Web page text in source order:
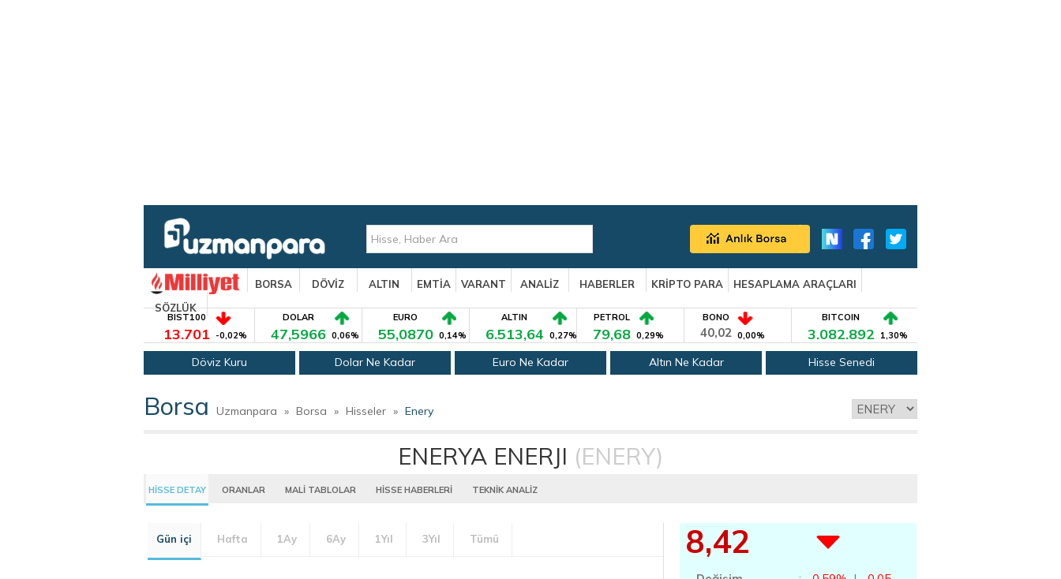
BORSA DÖVİZ ALTIN EMTİA VARANT ANALİZ HABERLER KRİPTO PARA
HESAPLAMA ARAÇLARI
SÖZLÜK
BIST100
13.701 -0,02%
DOLAR
47,5966 0,06%
EURO
55,0870 0,14%
ALTIN
6.513,64 0,27%
PETROL
79,68 0,29%
BONO
40,02 0,00%
BITCOIN
3.082.892 1,30%
Döviz Kuru Dolar Ne Kadar Euro Ne Kadar Altın Ne Kadar Hisse Senedi
Borsa Uzmanpara » Borsa » Hisseler » Enery
ENERYA ENERJI (ENERY)
HİSSE DETAY ORANLAR MALİ TABLOLAR HİSSE HABERLERİ TEKNİK ANALİZ
Gün içi Hafta 1Ay 6Ay 1Yıl 3Yıl Tümü 8,42